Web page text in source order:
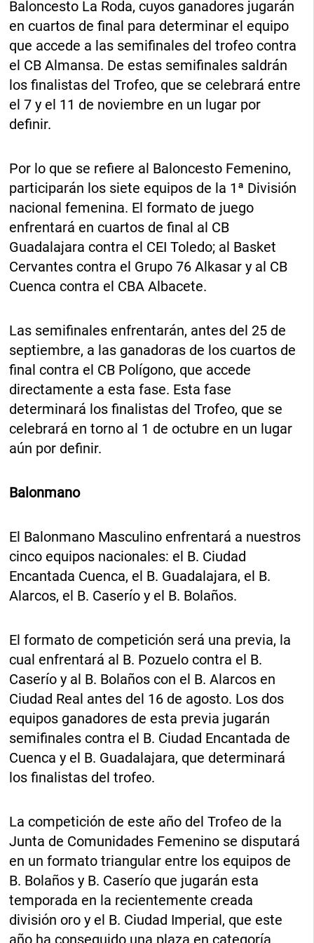
Baloncesto La Roda, cuyos ganadores jugarán
en cuartos de final para determinar el equipo
que accede a las semifinales del trofeo contra
el CB Almansa. De estas semifinales saldrán
los finalistas del Trofeo, que se celebrará entre
el 7 y el 11 de noviembre en un lugar por
definir.
Por lo que se refiere al Baloncesto Femenino,
participarán los siete equipos de la 1ª División
nacional femenina. El formato de juego
enfrentará en cuartos de final al CB
Guadalajara contra el CEI Toledo; al Basket
Cervantes contra el Grupo 76 Alkasar y al CB
Cuenca contra el CBA Albacete.
Las semifinales enfrentarán, antes del 25 de
septiembre, a las ganadoras de los cuartos de
final contra el CB Polígono, que accede
directamente a esta fase. Esta fase
determinará los finalistas del Trofeo, que se
celebrará en torno al 1 de octubre en un lugar
aún por definir.
Balonmano
El Balonmano Masculino enfrentará a nuestros
cinco equipos nacionales: el B. Ciudad
Encantada Cuenca, el B. Guadalajara, el B.
Alarcos, el B. Caserío y el B. Bolaños.
El formato de competición será una previa, la
cual enfrentará al B. Pozuelo contra el B.
Caserío y al B. Bolaños con el B. Alarcos en
Ciudad Real antes del 16 de agosto. Los dos
equipos ganadores de esta previa jugarán
semifinales contra el B. Ciudad Encantada de
Cuenca y el B. Guadalajara, que determinará
los finalistas del trofeo.
La competición de este año del Trofeo de la
Junta de Comunidades Femenino se disputará
en un formato triangular entre los equipos de
B. Bolaños y B. Caserío que jugarán esta
temporada en la recientemente creada
división oro y el B. Ciudad Imperial, que este